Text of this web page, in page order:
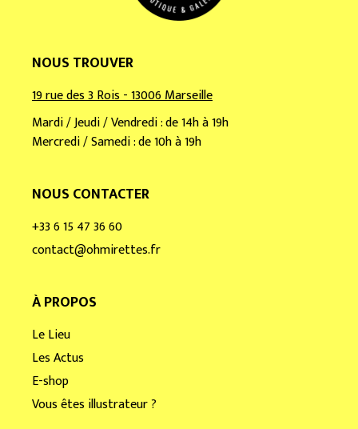
NOUS TROUVER
19 rue des 3 Rois - 13006 Marseille
Mardi / Jeudi / Vendredi : de 14h à 19h
Mercredi / Samedi : de 10h à 19h
NOUS CONTACTER
+33 6 15 47 36 60
contact@ohmirettes.fr
À PROPOS
Le Lieu
Les Actus
E-shop
Vous êtes illustrateur ?